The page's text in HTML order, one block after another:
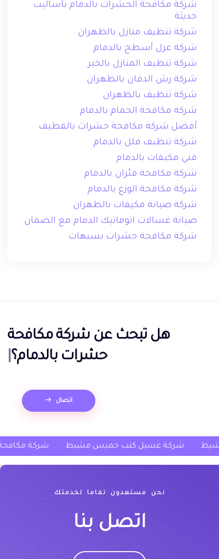
شركة مكافحة الحشرات بالدمام بأساليب
حديثة
شركة تنظيف منازل بالظهران
شركة عزل أسطح بالدمام
شركة تنظيف المنازل بالخبر
شركة رش الدفان بالظهران
شركة تنظيف بالظهران
شركة مكافحة الحمام بالدمام
أفضل شركة مكافحة حشرات بالقطيف
شركة تنظيف فلل بالدمام
فني مكيفات بالدمام
شركة مكافحة فئران بالدمام
شركة مكافحة الوزغ بالدمام
شركة صيانة مكيفات بالظهران
صيانة غسالات اتوماتيك الدمام مع الضمان
شركة مكافحة حشرات بسيهات
هل تبحث عنشركة مكافحة
حشرات بالدمام؟
اتصال
خميس مشيط شركة غسيل كنب خميس مشيط
نحن مستعدون تماما لخدمتك
اتصل بنا